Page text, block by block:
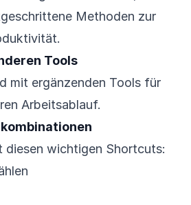
Methoden zur
Tools
mit ergänzenden Tools für
Arbeitsablauf.
diesen wichtigen Shortcuts: